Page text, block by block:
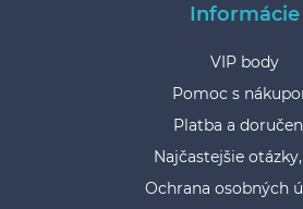
Informácie
VIP body
Pomoc s
Platba a
Najčastejšie
Ochrana osobných